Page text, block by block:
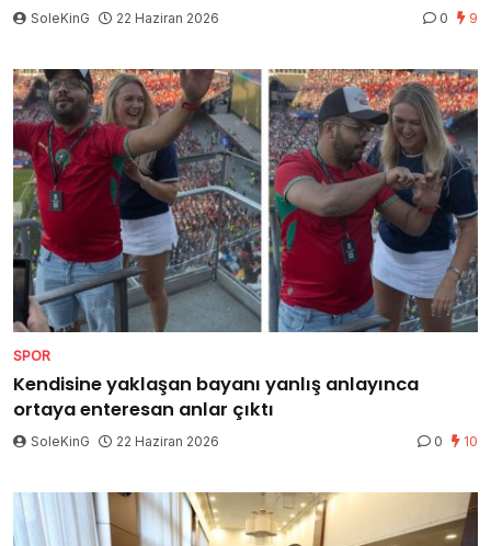
SoleKinG 22 Haziran 2026 0 9
SPOR
Kendisine yaklaşan bayanı yanlış anlayınca
ortaya enteresan anlar çıktı
SoleKinG 22 Haziran 2026 0 10